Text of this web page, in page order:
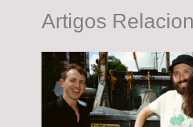
Artigos